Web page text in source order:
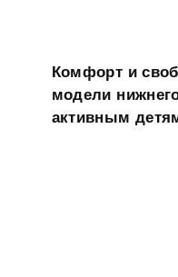
Комфорт и
модели
активным